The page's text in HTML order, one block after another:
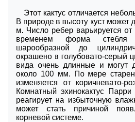
Этот кактус отличается
В природе в высоту куст может
м. Число ребер варьируется
временем форма стебля
шарообразной до
окрашено в голубовато-серый
вида очень длинные и могут
около 100 мм. По мере
изменяется от коричневато-
Комнатный эхинокактус Парри
реагирует на избыточную
может стать причиной
корневой системе.